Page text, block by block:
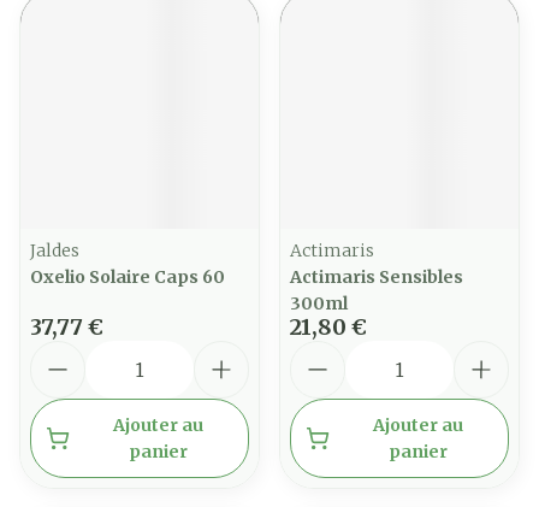
Jaldes
Oxelio Solaire Caps 60
37,77 €
Ajouter au
panier
Actimaris
Actimaris Sensibles
300ml
21,80 €
Ajouter au
panier